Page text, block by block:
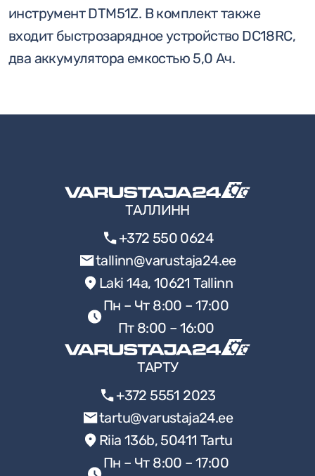
2
аккумулятора
18
5,0
инструмент DTM51Z. В комплект также
входит быстрозарядное устройство DC18RC,
два аккумулятора емкостью 5,0 Ач.
ТАЛЛИНН
+372 550 0624
tallinn@varustaja24.ee
Laki 14a, 10621 Tallinn
Пн – Чт 8:00 – 17:00
Пт 8:00 – 16:00
ТАРТУ
+372 5551 2023
tartu@varustaja24.ee
Riia 136b, 50411 Tartu
Пн – Чт 8:00 – 17:00